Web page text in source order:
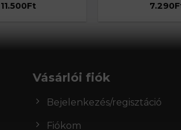
11.500Ft 7.290
Vásárlói fiók
Bejelenkezés/regisztáció
Fiókom